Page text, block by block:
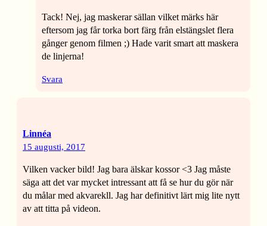
Tack! Nej, jag maskerar sällan vilket märks här
eftersom jag får torka bort färg från elstängslet flera
gånger genom filmen ;) Hade varit smart att maskera
de linjerna!
Svara
Linnéa
15 augusti, 2017
Vilken vacker bild! Jag bara älskar kossor <3 Jag måste
säga att det var mycket intressant att få se hur du gör när
du målar med akvarekll. Jag har definitivt lärt mig lite nytt
av att titta på videon.